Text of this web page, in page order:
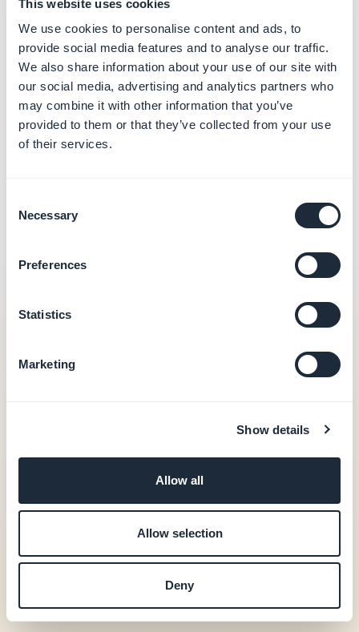
This website uses cookies
We use cookies to personalise content and ads, to
provide social media features and to analyse our traffic.
We also share information about your use of our site with
our social media, advertising and analytics partners who
may combine it with other information that you’ve
provided to them or that they’ve collected from your use
of their services.
Selection
Necessary
Preferences
Statistics
Marketing
Show details
Allow all
Allow selection
Deny
GoodBarber vs Bolt.new
Gera código de produção que é seu e exportável
para o GitHub. A GoodBarber dá-lhe a plataforma
gerida para operar a app todos os dias — sem
editor de código.
Por onde começar
consoante o teu projeto
Venho de uma folha de cálculo ou de uma ferramenta
GoodBarber vs Glide
Estou em dúvida com uma plataforma web no-code
Adaloouvs Thunkable
Gerei uma app com IA e quero passar para produção
→vs Base44,vs Emergentouvs Rork